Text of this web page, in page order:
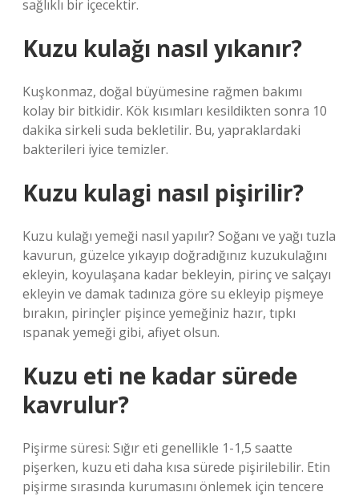
sağlıklı bir içecektir.
Kuzu kulağı nasıl yıkanır?
Kuşkonmaz, doğal büyümesine rağmen bakımı
kolay bir bitkidir. Kök kısımları kesildikten sonra 10
dakika sirkeli suda bekletilir. Bu, yapraklardaki
bakterileri iyice temizler.
Kuzu kulagi nasıl pişirilir?
Kuzu kulağı yemeği nasıl yapılır? Soğanı ve yağı tuzla
kavurun, güzelce yıkayıp doğradığınız kuzukulağını
ekleyin, koyulaşana kadar bekleyin, pirinç ve salçayı
ekleyin ve damak tadınıza göre su ekleyip pişmeye
bırakın, pirinçler pişince yemeğiniz hazır, tıpkı
ıspanak yemeği gibi, afiyet olsun.
Kuzu eti ne kadar sürede
kavrulur?
Pişirme süresi: Sığır eti genellikle 1-1,5 saatte
pişerken, kuzu eti daha kısa sürede pişirilebilir. Etin
pişirme sırasında kurumasını önlemek için tencere